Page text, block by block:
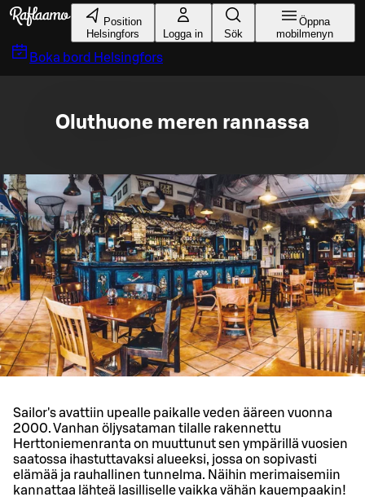
Gå till huvudinnehållet
Position
Helsingfors
Logga in Sök
Öppna
mobilmenyn
Boka bord Helsingfors
Oluthuone meren rannassa
Sailor's avattiin upealle paikalle veden ääreen vuonna
2000. Vanhan öljysataman tilalle rakennettu
Herttoniemenranta on muuttunut sen ympärillä vuosien
saatossa ihastuttavaksi alueeksi, jossa on sopivasti
elämää ja rauhallinen tunnelma. Näihin merimaisemiin
kannattaa lähteä lasilliselle vaikka vähän kauempaakin!